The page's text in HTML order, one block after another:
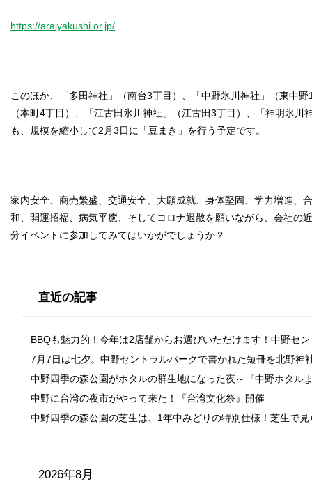
https://araiyakushi.or.jp/
このほか、「多田神社」（南台3丁目）、「中野氷川神社」（東中
（本町4丁目）、「江古田氷川神社」（江古田3丁目）、「神明氷川
も、規模を縮小して2月3日に「豆まき」を行う予定です。
家内安全、商売繁盛、交通安全、大願成就、身体堅固、学力増進、
和、開運招福、病気平癒、そしてコロナ退散を願いながら、会社の
分イベントに参加してみてはいかがでしょうか？
直近の記事
BBQも魅力的！今年は2店舗からお選びいただけます！中野セ
7月7日は七夕。中野セントラルパークで書かれた短冊を北野神
中野四季の森公園がホタルの群生地になった夜～『中野ホタル
中野に台湾の夜市がやって来た！『台湾文化祭』開催
中野四季の森公園の芝生は、1年中みどりの特別仕様！芝生で
2026年8月